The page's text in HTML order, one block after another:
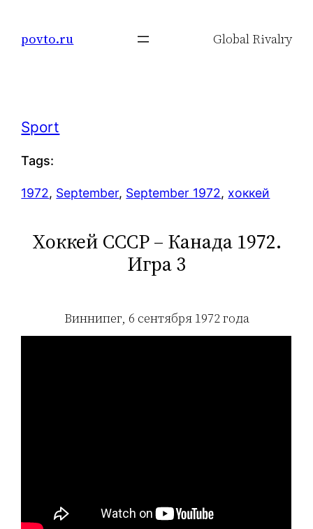
povto.ru Global Rivalry
Sport
Tags:
1972, September, September 1972, хоккей
Хоккей СССР – Канада 1972.
Игра 3
Виннипег, 6 сентября 1972 года